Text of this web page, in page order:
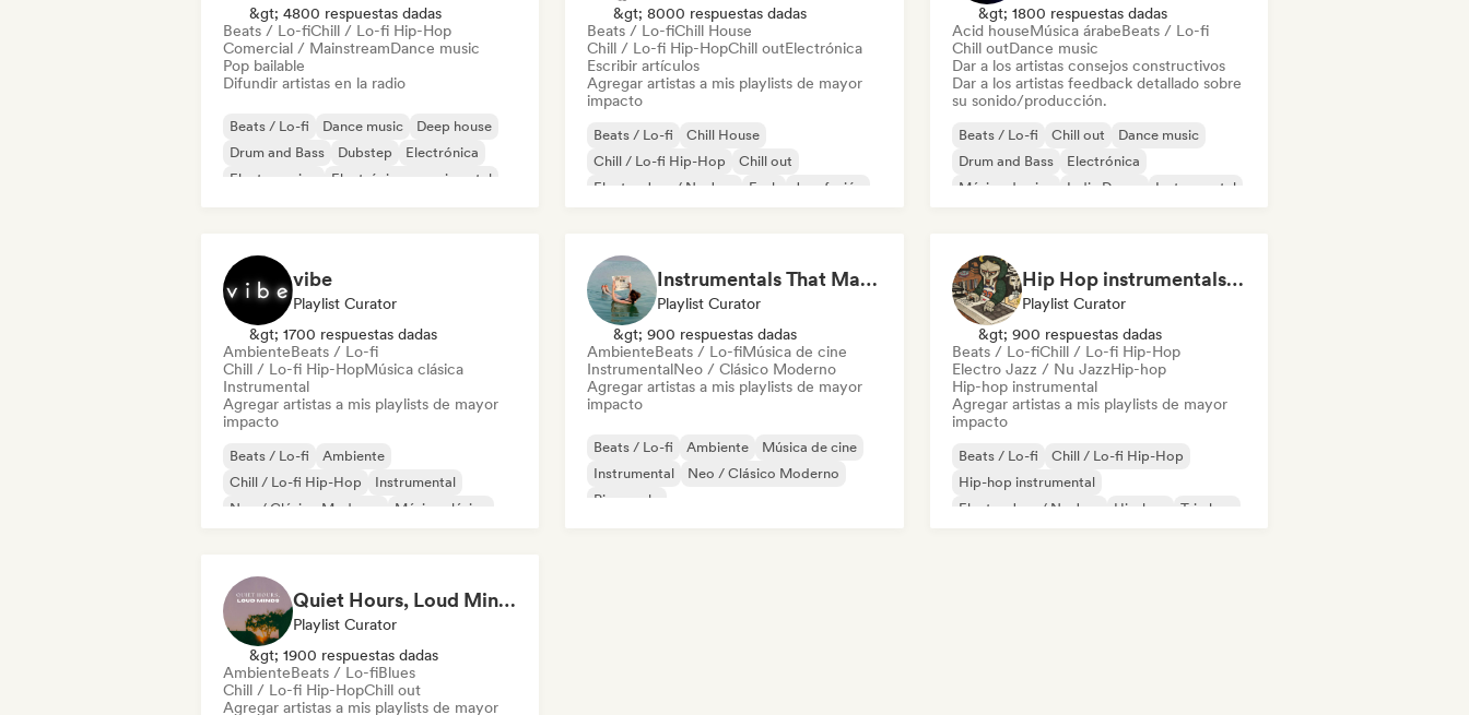
&gt; 4800 respuestas dadas
Beats / Lo-fiChill / Lo-fi Hip-Hop
Comercial / MainstreamDance music
Pop bailable
Difundir artistas en la radio
Beats / Lo-fi Dance music
Deep house
Drum and Bass
Dubstep
Electrónica
Electro swing
Electrónica experimental
&gt; 8000 respuestas dadas
Beats / Lo-fiChill House
Chill / Lo-fi Hip-HopChill outElectrónica
Escribir artículos
Agregar artistas a mis playlists de mayor
impacto
Beats / Lo-fi
Chill House
Chill / Lo-fi Hip-Hop
Chill out
Electro Jazz / Nu Jazz
Funk
Jazz fusión
&gt; 1800 respuestas dadas
Acid houseMúsica árabeBeats / Lo-fi
Chill outDance music
Dar a los artistas consejos constructivos
Dar a los artistas feedback detallado sobre
su sonido/producción.
Beats / Lo-fi Chill out
Dance music
Drum and Bass
Electrónica
Música de cine
Indie Dance Instrumental
vibe
Playlist Curator
&gt; 1700 respuestas dadas
AmbienteBeats / Lo-fi
Chill / Lo-fi Hip-HopMúsica clásica
Instrumental
Agregar artistas a mis playlists de mayor
impacto
Beats / Lo-fi
Ambiente
Chill / Lo-fi Hip-Hop
Instrumental
Neo / Clásico Moderno
Música clásica
Instrumentals That Make You Feel Like Floating
Playlist Curator
&gt; 900 respuestas dadas
AmbienteBeats / Lo-fiMúsica de cine
InstrumentalNeo / Clásico Moderno
Agregar artistas a mis playlists de mayor
impacto
Beats / Lo-fi Ambiente
Música de cine
Instrumental
Neo / Clásico Moderno
Piano solo
Hip Hop instrumentals - Underground boombap & Lo Fi Hip Hop (by Snaap)
Playlist Curator
&gt; 900 respuestas dadas
Beats / Lo-fiChill / Lo-fi Hip-Hop
Electro Jazz / Nu JazzHip-hop
Hip-hop instrumental
Agregar artistas a mis playlists de mayor
impacto
Beats / Lo-fi
Chill / Lo-fi Hip-Hop
Hip-hop instrumental
Electro Jazz / Nu Jazz
Hip-hop Trip hop
Quiet Hours, Loud Minds 🔮 Singer-Songwriter, Bedroom Pop & Dream Pop
Playlist Curator
&gt; 1900 respuestas dadas
AmbienteBeats / Lo-fiBlues
Chill / Lo-fi Hip-HopChill out
Agregar artistas a mis playlists de mayor